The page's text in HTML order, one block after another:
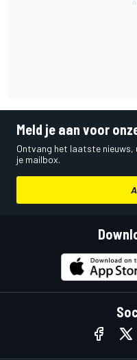
Meld je aan voor
Ontvang het laatste
je mailbox.